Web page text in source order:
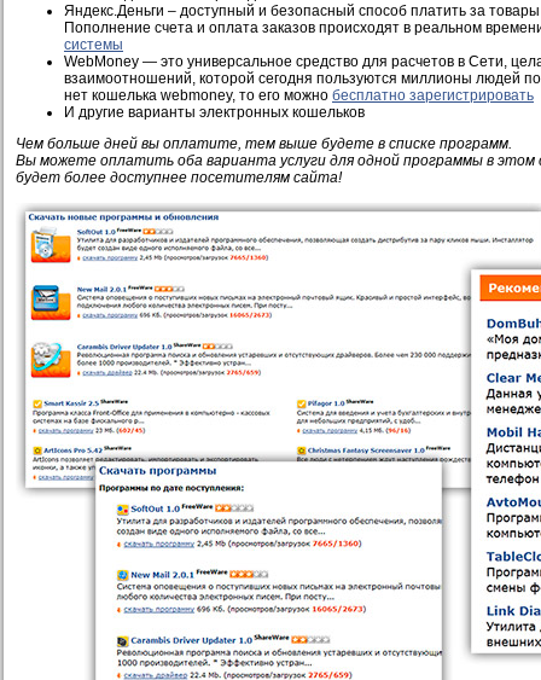
Яндекс.Деньги – доступный и безопасный способ платить за товары
Пополнение счета и оплата заказов происходят в реальном
системы
WebMoney — это универсальное средство для расчетов в Сети,
взаимоотношений, которой сегодня пользуются миллионы людей
нет кошелька webmoney, то его можно бесплатно зарегистрировать
И другие варианты электронных кошельков
Чем больше дней вы оплатите, тем выше будете в списке программ.
Вы можете оплатить оба варианта услуги для одной программы в этом
будет более доступнее посетителям сайта!